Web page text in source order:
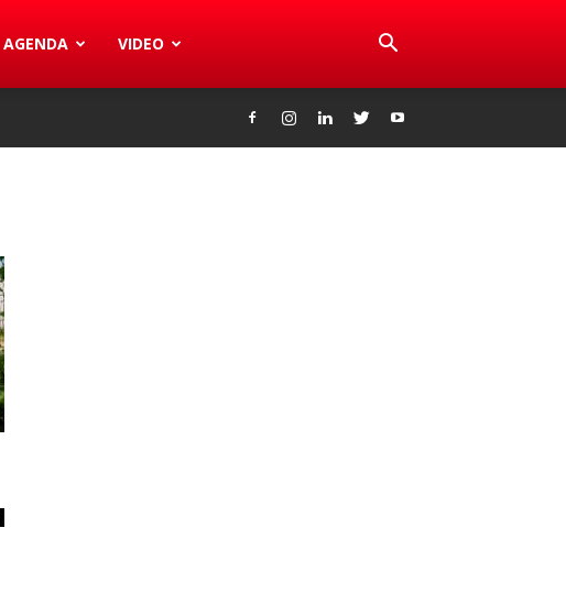
AGENDA VIDEO